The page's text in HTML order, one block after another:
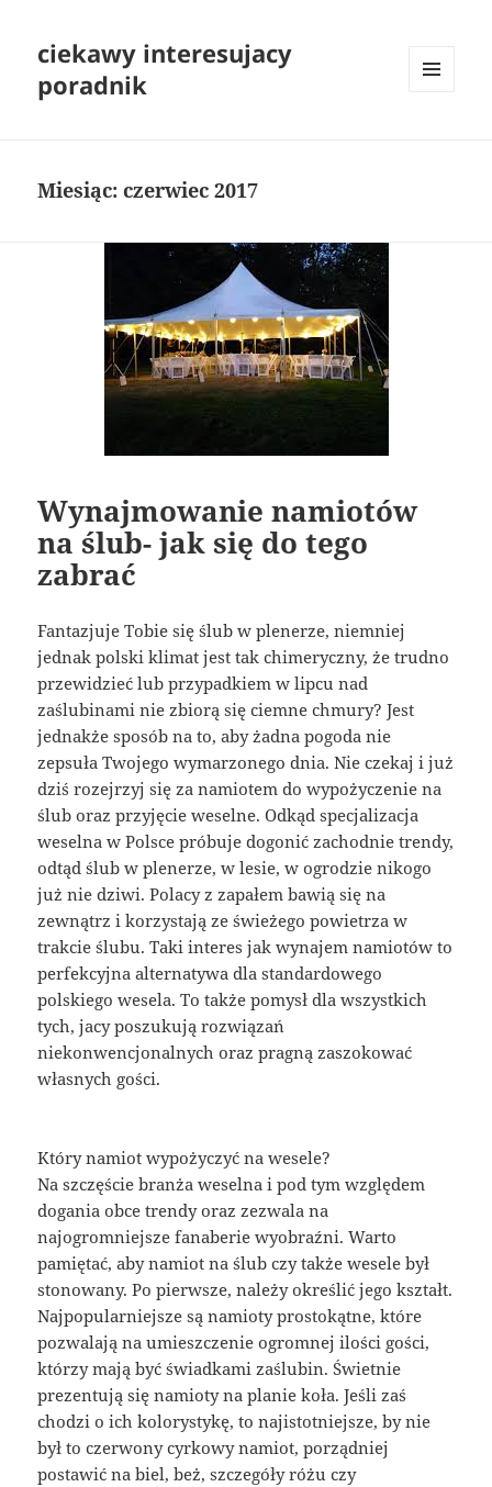
ciekawy interesujacy
poradnik
Miesiąc:czerwiec 2017
Wynajmowanie namiotów
na ślub- jak się do tego
zabrać
Fantazjuje Tobie się ślub w plenerze, niemniej
jednak polski klimat jest tak chimeryczny, że trudno
przewidzieć lub przypadkiem w lipcu nad
zaślubinami nie zbiorą się ciemne chmury? Jest
jednakże sposób na to, aby żadna pogoda nie
zepsuła Twojego wymarzonego dnia. Nie czekaj i już
dziś rozejrzyj się za namiotem do wypożyczenie na
ślub oraz przyjęcie weselne. Odkąd specjalizacja
weselna w Polsce próbuje dogonić zachodnie trendy,
odtąd ślub w plenerze, w lesie, w ogrodzie nikogo
już nie dziwi. Polacy z zapałem bawią się na
zewnątrz i korzystają ze świeżego powietrza w
trakcie ślubu. Taki interes jak wynajem namiotów to
perfekcyjna alternatywa dla standardowego
polskiego wesela. To także pomysł dla wszystkich
tych, jacy poszukują rozwiązań
niekonwencjonalnych oraz pragną zaszokować
własnych gości.
Który namiot wypożyczyć na wesele?
Na szczęście branża weselna i pod tym względem
dogania obce trendy oraz zezwala na
najogromniejsze fanaberie wyobraźni. Warto
pamiętać, aby namiot na ślub czy także wesele był
stonowany. Po pierwsze, należy określić jego kształt.
Najpopularniejsze są namioty prostokątne, które
pozwalają na umieszczenie ogromnej ilości gości,
którzy mają być świadkami zaślubin. Świetnie
prezentują się namioty na planie koła. Jeśli zaś
chodzi o ich kolorystykę, to najistotniejsze, by nie
był to czerwony cyrkowy namiot, porządniej
postawić na biel, beż, szczegóły różu czy